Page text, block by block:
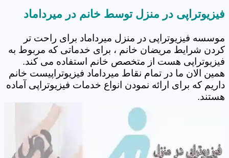
فیزیوتراپی در منزل توسط خانم در میرداماد
موسسه فیزیوتراپی در منزل میرداماد برای راحت تر
کردن شرایط مریضان خانم ، برای خدماتی که مربوط به
فیزیوتراپی هست از متخصص خانم استفاده می کند.
همین الان ما در تمام نقاط میرداماد فیزیوتراپیست خانم
داریم که برای ارائه نمودن انواع خدمات فیزیوتراپی آماده
هستند.